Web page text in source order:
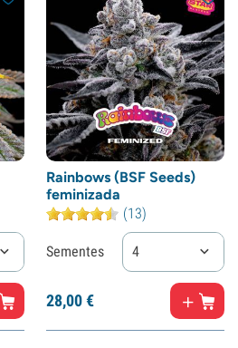
Rainbows (BSF Seeds)
feminizada
(13)
Sementes 4
28,00€